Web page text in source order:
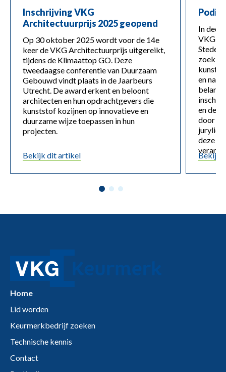
Inschrijving VKG
Architectuurprijs 2025 geopend
Op 30 oktober 2025 wordt voor de 14e
keer de VKG Architectuurprijs uitgereikt,
tijdens de Klimaattop GO. Deze
tweedaagse conferentie van Duurzaam
Gebouwd vindt plaats in de Jaarbeurs
Utrecht. De award erkent en beloont
architecten en hun opdrachtgevers die
kunststof kozijnen op innovatieve en
duurzame wijze toepassen in hun
projecten.
Bekijk dit artikel
In
VKG
zoek
en
en de
door
jurylid
deze
Bekijk
Home
Lid worden
Keurmerkbedrijf zoeken
Technische kennis
Contact